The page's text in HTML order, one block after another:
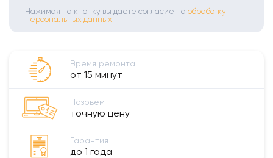
Нажимая на кнопку вы даете согласие на обработку
персональных данных
Время ремонта
от 15 минут
Назовем
точную цену
Гарантия
до 1 года